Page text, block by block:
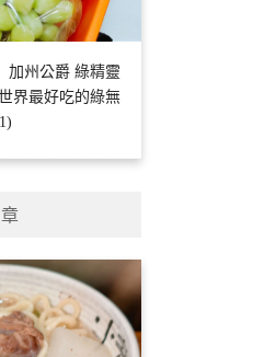
加州公爵 綠精靈
界最好吃的綠無